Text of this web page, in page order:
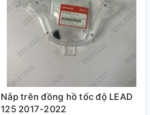
Nắp trên đồng hồ tốc độ LEAD
125 2017-2022